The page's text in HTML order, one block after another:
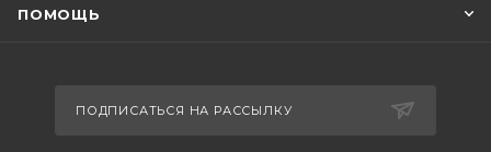
ПОМОЩЬ
ПОДПИСАТЬСЯ НА РАССЫЛКУ